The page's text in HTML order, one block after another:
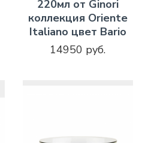
220мл от Ginori
коллекция Oriente
Italiano цвет Bario
14950 руб.